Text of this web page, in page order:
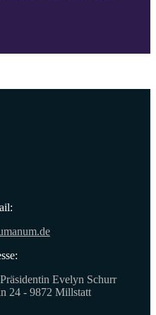
Evelyn Schurr
24 - 9872 Millstatt